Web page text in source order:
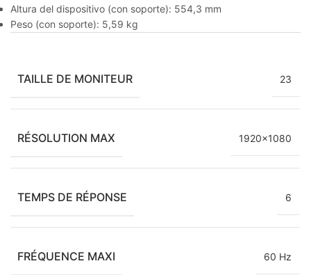
Altura del dispositivo (con soporte): 554,3 mm
Peso (con soporte): 5,59 kg
TAILLE DE MONITEUR 23
RÉSOLUTION MAX 1920×1080
TEMPS DE RÉPONSE 6
FRÉQUENCE MAXI 60 Hz